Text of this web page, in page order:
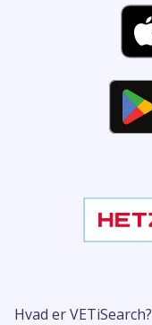
Hvad er VETiSearch?